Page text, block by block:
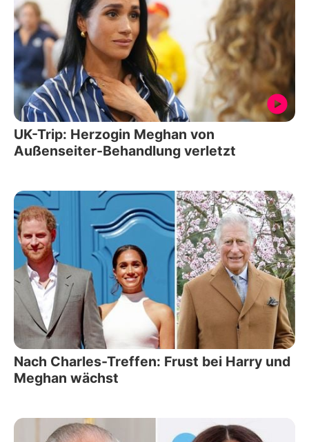
UK-Trip: Herzogin Meghan von
Außenseiter-Behandlung verletzt
Nach Charles-Treffen: Frust bei Harry und
Meghan wächst